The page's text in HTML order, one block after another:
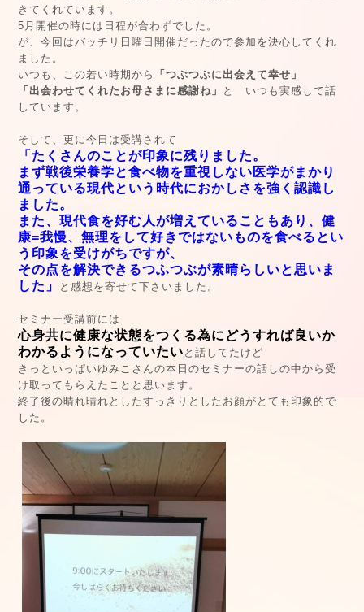
きてくれています。
5月開催の時には日程が合わずでした。
が、今回はバッチリ日曜日開催だったので参加を決心してくれ
ました。
いつも、この若い時期から
「つぶつぶに出会えて幸せ」
「出会わせてくれたお母さまに感謝ね」
と いつも実感して話
しています。
そして、更に今日は受講されて
「たくさんのことが印象に残りました。
まず戦後栄養学と食べ物を重視しない医学がまかり
通っている現代という時代におかしさを強く認識し
ました。
また、現代食を好む人が増えていることもあり、健
康=我慢、無理をして好きではないものを食べるとい
う印象を受けがちですが、
その点を解決できるつふつぶが素晴らしいと思いま
した」
と感想を寄せて下さいました。
セミナー受講前には
心身共に健康な状態をつくる為にどうすれば良いか
わかるようになっていたい と話してたけど
きっといっぱいゆみこさんの本日のセミナーの話しの中から受
け取ってもらえたことと思います。
終了後の晴れ晴れとしたすっきりとしたお顔がとても印象的で
した。